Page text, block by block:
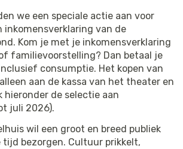
we een speciale actie aan voor
inkomensverklaring van de
Kom je met je inkomensverklaring
familievoorstelling? Dan betaal je
consumptie. Het kopen van
aan de kassa van het theater en
hieronder de selectie aan
juli 2026).
wil een groot en breed publiek
bezorgen. Cultuur prikkelt,